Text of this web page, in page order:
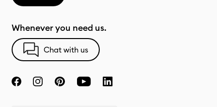
Whenever you need us.
Chat with us